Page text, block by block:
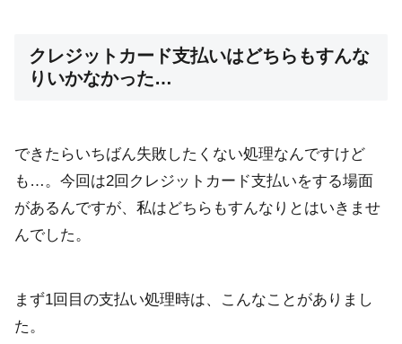
クレジットカード支払いはどちらもすんな
りいかなかった…
できたらいちばん失敗したくない処理なんですけど
も…。今回は2回クレジットカード支払いをする場面
があるんですが、私はどちらもすんなりとはいきませ
んでした。
まず1回目の支払い処理時は、こんなことがありまし
た。